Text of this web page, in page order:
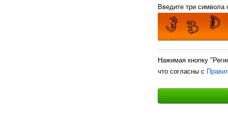
Введите три символа
Нажимая кнопку
что согласны с